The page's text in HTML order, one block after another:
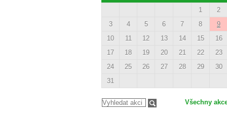
1
2
3
4 5 6 7 8
9
10
11 12 13 14 15
16
17
18 19 20 21 22
23
24
25 26 27 28 29
30
31
Všechny